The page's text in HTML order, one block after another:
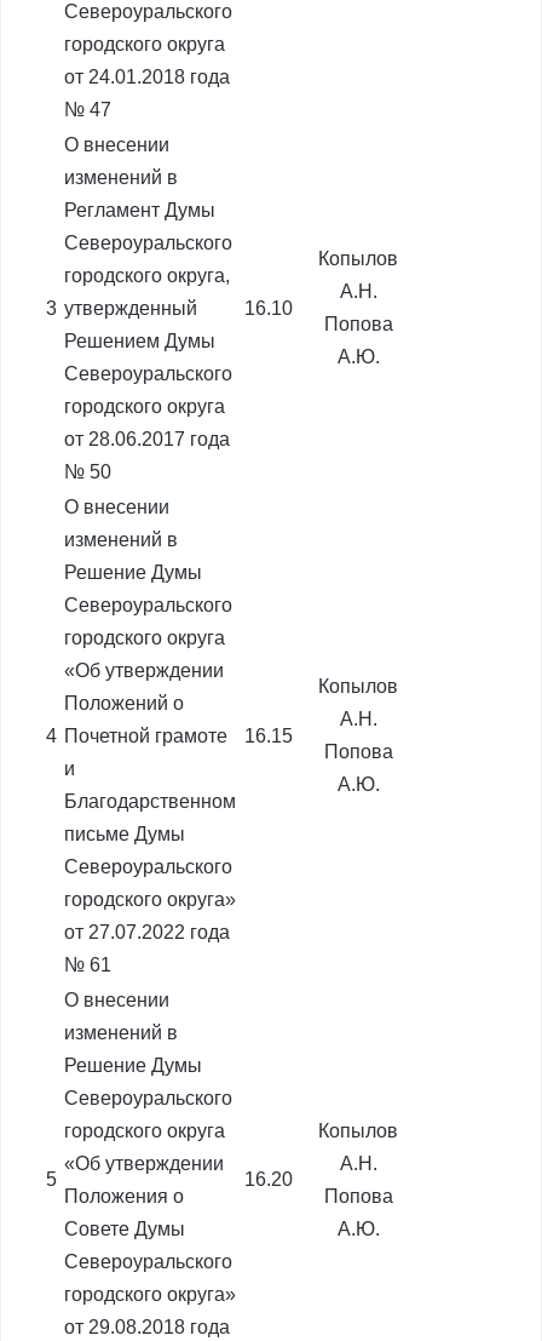
Североуральского
городского округа
от 24.01.2018 года
№ 47
3
О внесении
изменений в
Регламент Думы
Североуральского
городского округа,
утвержденный
Решением Думы
Североуральского
городского округа
от 28.06.2017 года
№ 50
16.10
Копылов
А.Н.
Попова
А.Ю.
4
О внесении
изменений в
Решение Думы
Североуральского
городского округа
«Об утверждении
Положений о
Почетной грамоте
и
Благодарственном
письме Думы
Североуральского
городского округа»
от 27.07.2022 года
№ 61
16.15
Копылов
А.Н.
Попова
А.Ю.
5
О внесении
изменений в
Решение Думы
Североуральского
городского округа
«Об утверждении
Положения о
Совете Думы
Североуральского
городского округа»
от 29.08.2018 года
16.20
Копылов
А.Н.
Попова
А.Ю.